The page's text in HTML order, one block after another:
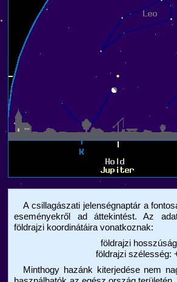
A csillagászati jelenségnaptár a
eseményekről ad áttekintést. Az
földrajzi koordinátáira vonatkoznak:
földrajzi
földrajzi szélesség:
Minthogy hazánk kiterjedése nem